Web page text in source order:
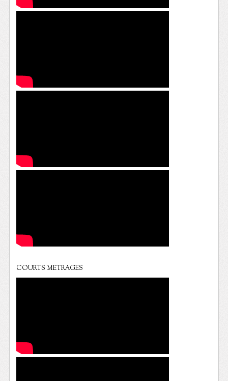
COURTS METRAGES